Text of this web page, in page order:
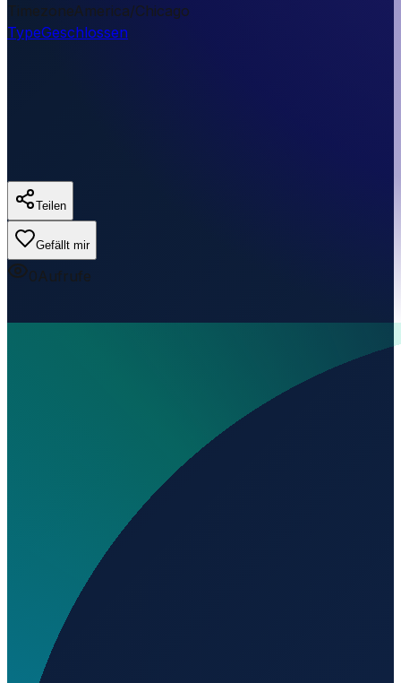
TimezoneAmerica/Chicago
TypeGeschlossen
Teilen
Gefällt mir
0Aufrufe